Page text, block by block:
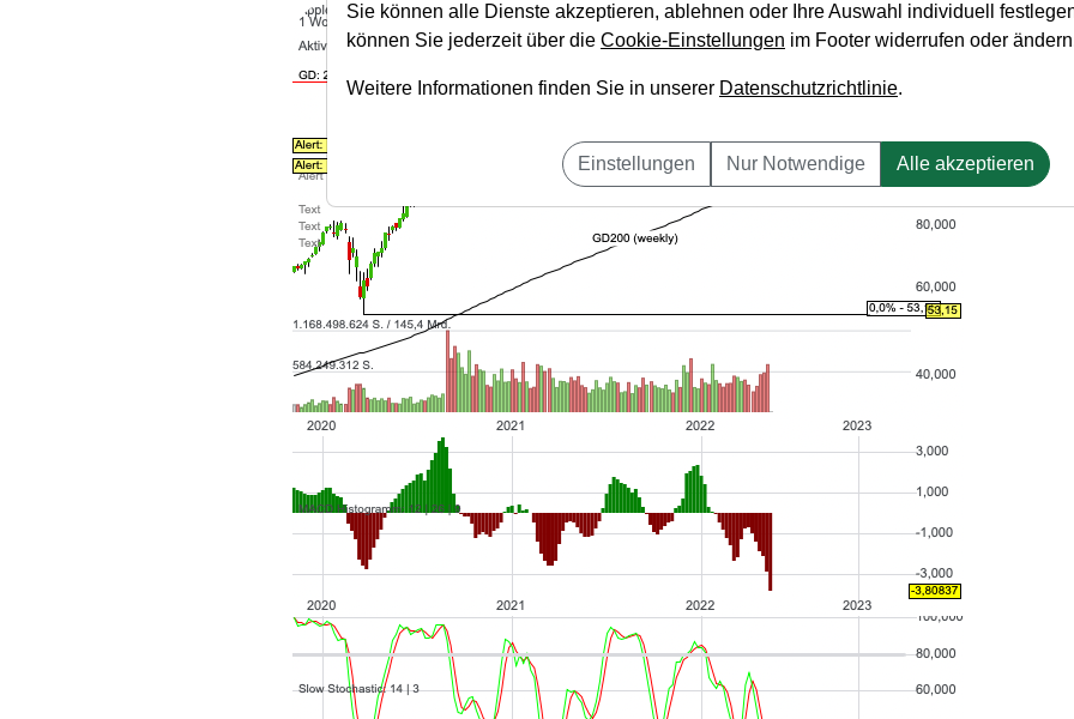
Sie können alle Dienste akzeptieren, ablehnen oder Ihre Auswahl individuell
können Sie jederzeit über die Cookie-Einstellungen im Footer widerrufen oder
Weitere Informationen finden Sie in unserer Datenschutzrichtlinie.
Einstellungen Nur Notwendige Alle akzeptieren